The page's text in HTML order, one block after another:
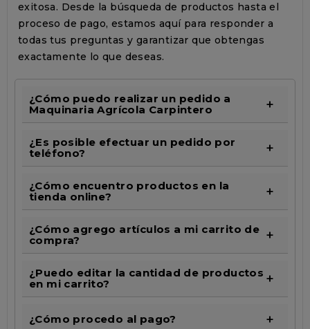
exitosa. Desde la búsqueda de productos hasta el
proceso de pago, estamos aquí para responder a
todas tus preguntas y garantizar que obtengas
exactamente lo que deseas.
¿Cómo puedo realizar un pedido a
Maquinaria Agrícola Carpintero
¿Es posible efectuar un pedido por
teléfono?
¿Cómo encuentro productos en la
tienda online?
¿Cómo agrego artículos a mi carrito de
compra?
¿Puedo editar la cantidad de productos
en mi carrito?
¿Cómo procedo al pago?